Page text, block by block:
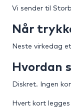
Vi sender til
Når
Neste virkedag
Hvordan
Diskret. Ingen
Hvert kort